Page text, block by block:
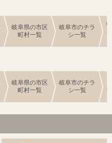
岐阜県の市区
町村一覧
岐阜市のチラ
シ一覧
岐阜県の市区
町村一覧
岐阜市のチラ
シ一覧